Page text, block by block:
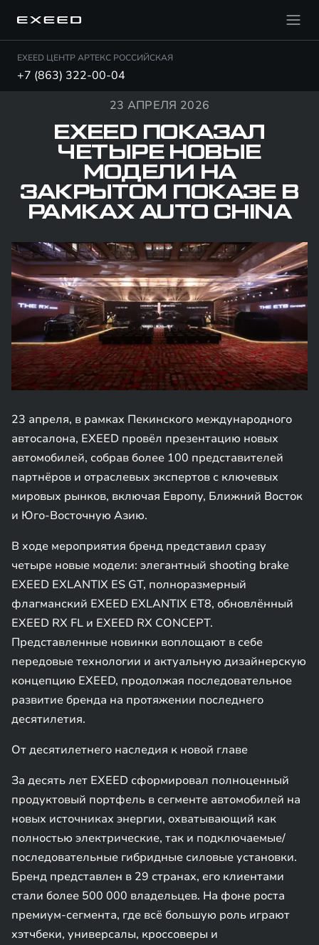
EXEED ЦЕНТР АРТЕКС РОССИЙСКАЯ
+7 (863) 322-00-04
23 АПРЕЛЯ 2026
EXEED ПОКАЗАЛ
ЧЕТЫРЕ НОВЫЕ
МОДЕЛИ НА
ЗАКРЫТОМ ПОКАЗЕ В
РАМКАХ AUTO CHINA
23 апреля, в рамках Пекинского международного
автосалона, EXEED провёл презентацию новых
автомобилей, собрав более 100 представителей
партнёров и отраслевых экспертов с ключевых
мировых рынков, включая Европу, Ближний Восток
и Юго-Восточную Азию.
В ходе мероприятия бренд представил сразу
четыре новые модели: элегантный shooting brake
EXEED EXLANTIX ES GT, полноразмерный
флагманский EXEED EXLANTIX ET8, обновлённый
EXEED RX FL и EXEED RX CONCEPT.
Представленные новинки воплощают в себе
передовые технологии и актуальную дизайнерскую
концепцию EXEED, продолжая последовательное
развитие бренда на протяжении последнего
десятилетия.
От десятилетнего наследия к новой главе
За десять лет EXEED сформировал полноценный
продуктовый портфель в сегменте автомобилей на
новых источниках энергии, охватывающий как
полностью электрические, так и подключаемые/
последовательные гибридные силовые установки.
Бренд представлен в 29 странах, его клиентами
стали более 500 000 владельцев. На фоне роста
премиум-сегмента, где всё большую роль играют
хэтчбеки, универсалы, кроссоверы и